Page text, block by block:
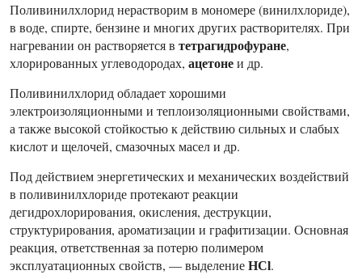
Поливинилхлорид нерастворим в мономере (винилхлориде),
в воде, спирте, бензине и многих других растворителях. При
нагревании он растворяется в тетрагидрофуране,
хлорированных углеводородах, ацетонеи др.
Поливинилхлорид обладает хорошими
электроизоляционными и теплоизоляционными свойствами,
а также высокой стойкостью к действию сильных и слабых
кислот и щелочей, смазочных масел и др.
Под действием энергетических и механических воздействий
в поливинилхлориде протекают реакции
дегидрохлорирования, окисления, деструкции,
структурирования, ароматизации и графитизации. Основная
реакция, ответственная за потерю полимером
эксплуатационных свойств, — выделениеНСl.